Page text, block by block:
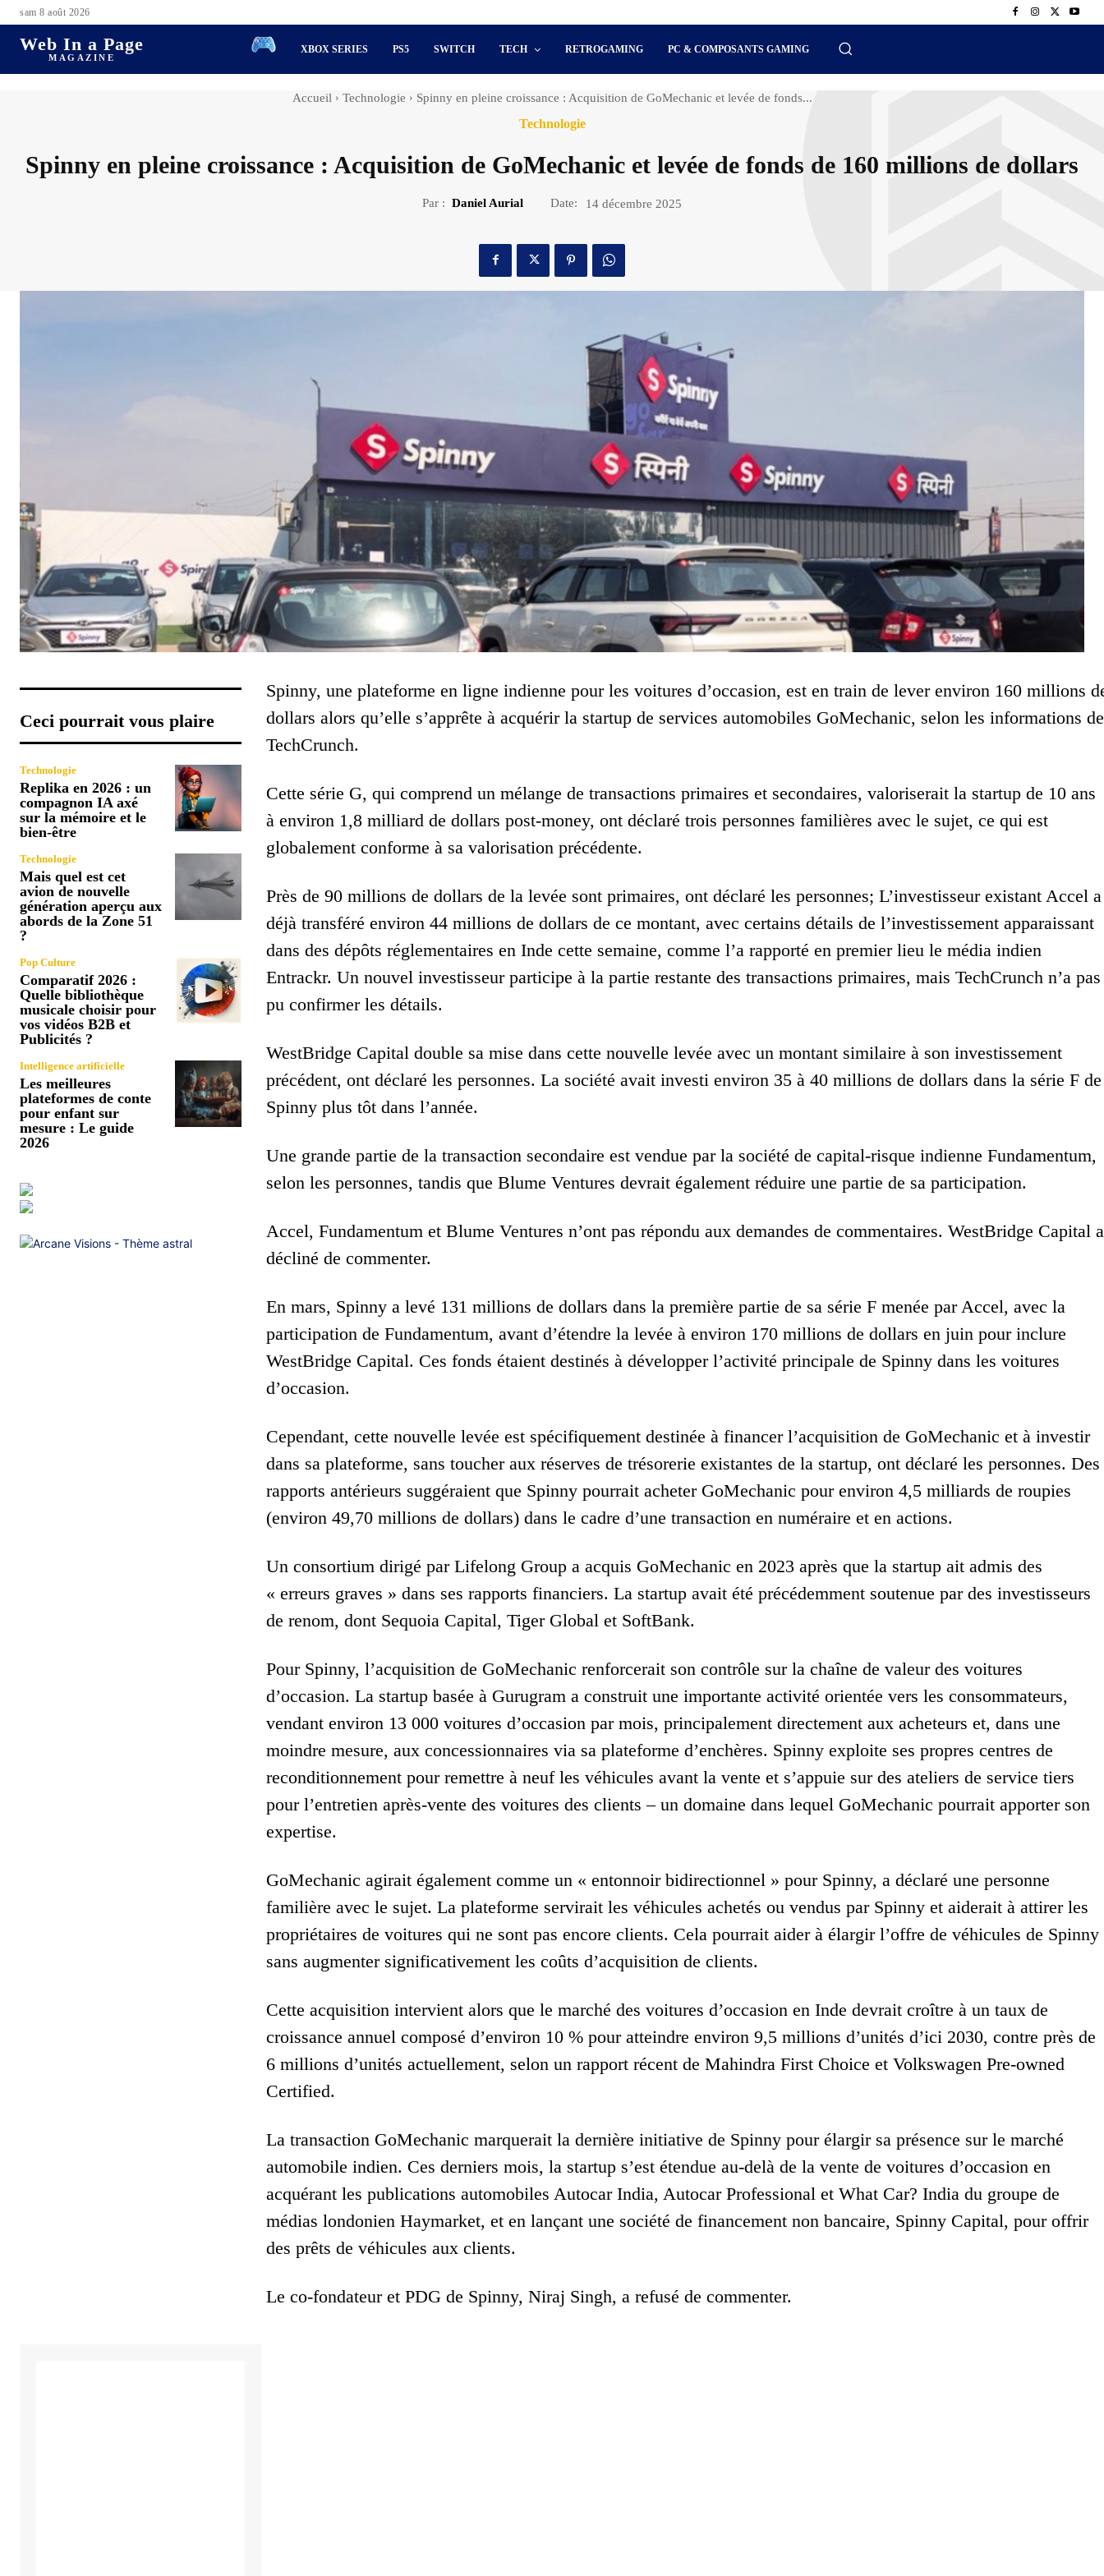
sam 8 août 2026
Web In a Page
MAGAZINE
XBOX SERIES PS5 SWITCH TECH RETROGAMING PC & COMPOSANTS GAMING
Accueil Technologie Spinny en pleine croissance : Acquisition de GoMechanic et levée de fonds...
Technologie
Spinny en pleine croissance : Acquisition de GoMechanic et levée de fonds de 160 millions de dollars
Par : Daniel Aurial Date: 14 décembre 2025
Ceci pourrait vous plaire
Technologie
Replika en 2026 : un
compagnon IA axé
sur la mémoire et le
bien-être
Technologie
Mais quel est cet
avion de nouvelle
génération aperçu aux
abords de la Zone 51
?
Pop Culture
Comparatif 2026 :
Quelle bibliothèque
musicale choisir pour
vos vidéos B2B et
Publicités ?
Intelligence artificielle
Les meilleures
plateformes de conte
pour enfant sur
mesure : Le guide
2026
Spinny, une plateforme en ligne indienne pour les voitures d’occasion, est en train de lever environ 160 millions
dollars alors qu’elle s’apprête à acquérir la startup de services automobiles GoMechanic, selon les informations de
TechCrunch.
Cette série G, qui comprend un mélange de transactions primaires et secondaires, valoriserait la startup de 10 ans
à environ 1,8 milliard de dollars post-money, ont déclaré trois personnes familières avec le sujet, ce qui est
globalement conforme à sa valorisation précédente.
Près de 90 millions de dollars de la levée sont primaires, ont déclaré les personnes; L’investisseur existant Accel a
déjà transféré environ 44 millions de dollars de ce montant, avec certains détails de l’investissement apparaissant
dans des dépôts réglementaires en Inde cette semaine, comme l’a rapporté en premier lieu le média indien
Entrackr. Un nouvel investisseur participe à la partie restante des transactions primaires, mais TechCrunch n’a pas
pu confirmer les détails.
WestBridge Capital double sa mise dans cette nouvelle levée avec un montant similaire à son investissement
précédent, ont déclaré les personnes. La société avait investi environ 35 à 40 millions de dollars dans la série F de
Spinny plus tôt dans l’année.
Une grande partie de la transaction secondaire est vendue par la société de capital-risque indienne Fundamentum,
selon les personnes, tandis que Blume Ventures devrait également réduire une partie de sa participation.
Accel, Fundamentum et Blume Ventures n’ont pas répondu aux demandes de commentaires. WestBridge Capital a
décliné de commenter.
En mars, Spinny a levé 131 millions de dollars dans la première partie de sa série F menée par Accel, avec la
participation de Fundamentum, avant d’étendre la levée à environ 170 millions de dollars en juin pour inclure
WestBridge Capital. Ces fonds étaient destinés à développer l’activité principale de Spinny dans les voitures
d’occasion.
Cependant, cette nouvelle levée est spécifiquement destinée à financer l’acquisition de GoMechanic et à investir
dans sa plateforme, sans toucher aux réserves de trésorerie existantes de la startup, ont déclaré les personnes. Des
rapports antérieurs suggéraient que Spinny pourrait acheter GoMechanic pour environ 4,5 milliards de roupies
(environ 49,70 millions de dollars) dans le cadre d’une transaction en numéraire et en actions.
Un consortium dirigé par Lifelong Group a acquis GoMechanic en 2023 après que la startup ait admis des
« erreurs graves » dans ses rapports financiers. La startup avait été précédemment soutenue par des investisseurs
de renom, dont Sequoia Capital, Tiger Global et SoftBank.
Pour Spinny, l’acquisition de GoMechanic renforcerait son contrôle sur la chaîne de valeur des voitures
d’occasion. La startup basée à Gurugram a construit une importante activité orientée vers les consommateurs,
vendant environ 13 000 voitures d’occasion par mois, principalement directement aux acheteurs et, dans une
moindre mesure, aux concessionnaires via sa plateforme d’enchères. Spinny exploite ses propres centres de
reconditionnement pour remettre à neuf les véhicules avant la vente et s’appuie sur des ateliers de service tiers
pour l’entretien après-vente des voitures des clients – un domaine dans lequel GoMechanic pourrait apporter son
expertise.
GoMechanic agirait également comme un « entonnoir bidirectionnel » pour Spinny, a déclaré une personne
familière avec le sujet. La plateforme servirait les véhicules achetés ou vendus par Spinny et aiderait à attirer les
propriétaires de voitures qui ne sont pas encore clients. Cela pourrait aider à élargir l’offre de véhicules de Spinny
sans augmenter significativement les coûts d’acquisition de clients.
Cette acquisition intervient alors que le marché des voitures d’occasion en Inde devrait croître à un taux de
croissance annuel composé d’environ 10 % pour atteindre environ 9,5 millions d’unités d’ici 2030, contre près de
6 millions d’unités actuellement, selon un rapport récent de Mahindra First Choice et Volkswagen Pre-owned
Certified.
La transaction GoMechanic marquerait la dernière initiative de Spinny pour élargir sa présence sur le marché
automobile indien. Ces derniers mois, la startup s’est étendue au-delà de la vente de voitures d’occasion en
acquérant les publications automobiles Autocar India, Autocar Professional et What Car? India du groupe de
médias londonien Haymarket, et en lançant une société de financement non bancaire, Spinny Capital, pour offrir
des prêts de véhicules aux clients.
Le co-fondateur et PDG de Spinny, Niraj Singh, a refusé de commenter.